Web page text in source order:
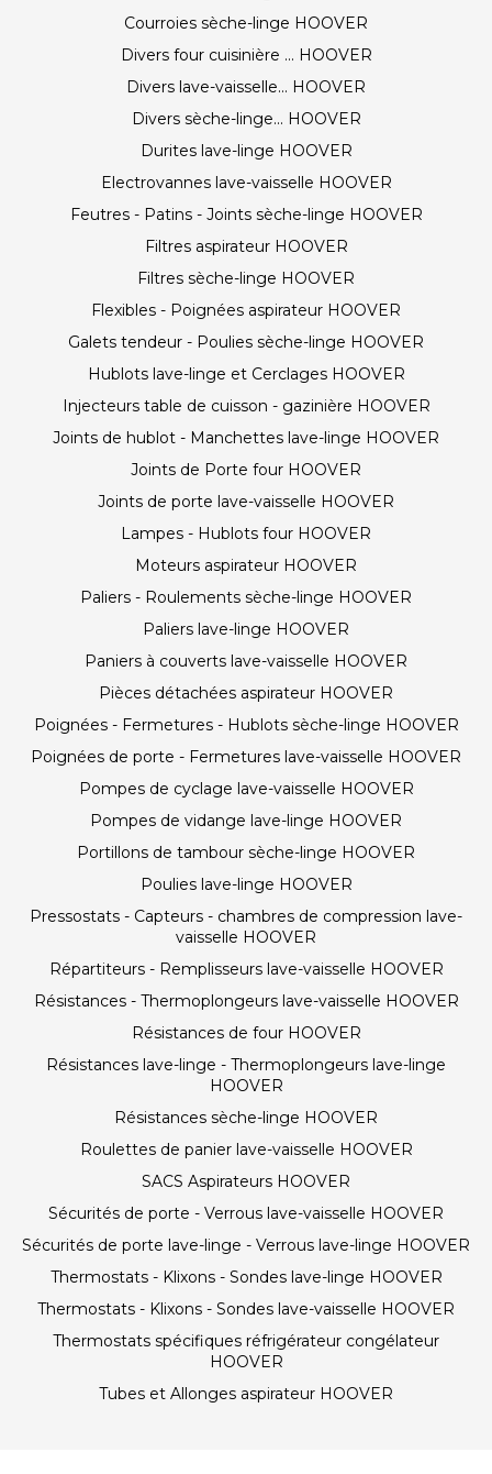
Courroies sèche-linge HOOVER
Divers four cuisinière ... HOOVER
Divers lave-vaisselle... HOOVER
Divers sèche-linge... HOOVER
Durites lave-linge HOOVER
Electrovannes lave-vaisselle HOOVER
Feutres - Patins - Joints sèche-linge HOOVER
Filtres aspirateur HOOVER
Filtres sèche-linge HOOVER
Flexibles - Poignées aspirateur HOOVER
Galets tendeur - Poulies sèche-linge HOOVER
Hublots lave-linge et Cerclages HOOVER
Injecteurs table de cuisson - gazinière HOOVER
Joints de hublot - Manchettes lave-linge HOOVER
Joints de Porte four HOOVER
Joints de porte lave-vaisselle HOOVER
Lampes - Hublots four HOOVER
Moteurs aspirateur HOOVER
Paliers - Roulements sèche-linge HOOVER
Paliers lave-linge HOOVER
Paniers à couverts lave-vaisselle HOOVER
Pièces détachées aspirateur HOOVER
Poignées - Fermetures - Hublots sèche-linge HOOVER
Poignées de porte - Fermetures lave-vaisselle HOOVER
Pompes de cyclage lave-vaisselle HOOVER
Pompes de vidange lave-linge HOOVER
Portillons de tambour sèche-linge HOOVER
Poulies lave-linge HOOVER
Pressostats - Capteurs - chambres de compression lave-
vaisselle HOOVER
Répartiteurs - Remplisseurs lave-vaisselle HOOVER
Résistances - Thermoplongeurs lave-vaisselle HOOVER
Résistances de four HOOVER
Résistances lave-linge - Thermoplongeurs lave-linge
HOOVER
Résistances sèche-linge HOOVER
Roulettes de panier lave-vaisselle HOOVER
SACS Aspirateurs HOOVER
Sécurités de porte - Verrous lave-vaisselle HOOVER
Sécurités de porte lave-linge - Verrous lave-linge HOOVER
Thermostats - Klixons - Sondes lave-linge HOOVER
Thermostats - Klixons - Sondes lave-vaisselle HOOVER
Thermostats spécifiques réfrigérateur congélateur
HOOVER
Tubes et Allonges aspirateur HOOVER